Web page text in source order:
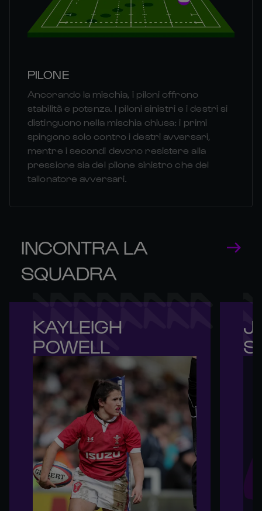
PILONE
Ancorando la mischia, i piloni offrono
stabilità e potenza. I piloni sinistri e i destri si
distinguono nella mischia chiusa: i primi
spingono solo contro i destri avversari,
mentre i secondi devono resistere alla
pressione sia del pilone sinistro che del
tallonatore avversari.
INCONTRA LA
SQUADRA
KAYLEIGH
POWELL